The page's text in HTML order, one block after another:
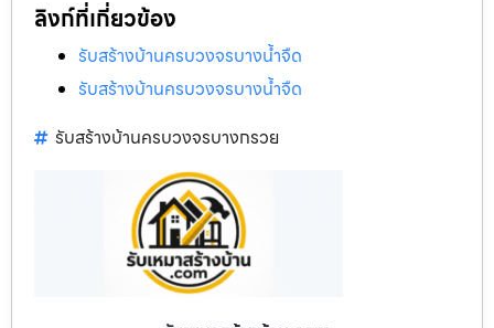
ลิงก์ที่เกี่ยวข้อง
รับสร้างบ้านครบวงจรบางน้ำจืด
รับสร้างบ้านครบวงจรบางน้ำจืด
รับสร้างบ้านครบวงจรบางกรวย